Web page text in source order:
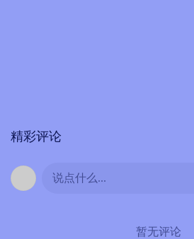
精彩评论
说点什么...
暂无评论